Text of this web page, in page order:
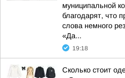
муниципальной
благодарят, что
слова немного
«Да...
19:18
Сколько стоит